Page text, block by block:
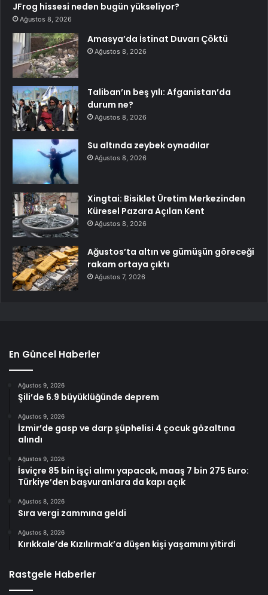
JFrog hissesi neden bugün yükseliyor?
Ağustos 8, 2026
Amasya’da İstinat Duvarı Çöktü
Ağustos 8, 2026
Taliban’ın beş yılı: Afganistan’da
durum ne?
Ağustos 8, 2026
Su altında zeybek oynadılar
Ağustos 8, 2026
Xingtai: Bisiklet Üretim Merkezinden
Küresel Pazara Açılan Kent
Ağustos 8, 2026
Ağustos’ta altın ve gümüşün göreceği
rakam ortaya çıktı
Ağustos 7, 2026
En Güncel Haberler
Ağustos 9, 2026
Şili’de 6.9 büyüklüğünde deprem
Ağustos 9, 2026
İzmir’de gasp ve darp şüphelisi 4 çocuk gözaltına
alındı
Ağustos 9, 2026
İsviçre 85 bin işçi alımı yapacak, maaş 7 bin 275 Euro:
Türkiye’den başvuranlara da kapı açık
Ağustos 8, 2026
Sıra vergi zammına geldi
Ağustos 8, 2026
Kırıkkale’de Kızılırmak’a düşen kişi yaşamını yitirdi
Rastgele Haberler